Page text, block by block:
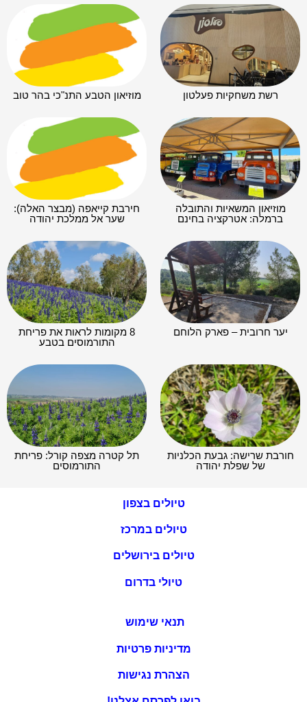
רשת משחקיות פעלטון מוזיאון הטבע התנ"כי בהר טוב
מוזיאון המשאיות והתובלה
ברמלה: אטרקציה בחינם
חירבת קייאפה (מבצר האלה):
שער אל ממלכת יהודה
יער חרובית – פארק הלוחם
8 מקומות לראות את פריחת
התורמוסים בטבע
חורבת שרישה: גבעת הכלניות
של שפלת יהודה
תל קטרה מצפה קורל: פריחת
התורמוסים
טיולים בצפון
טיולים במרכז
טיולים בירושלים
טיולי בדרום
תנאי שימוש
מדיניות פרטיות
הצהרת נגישות